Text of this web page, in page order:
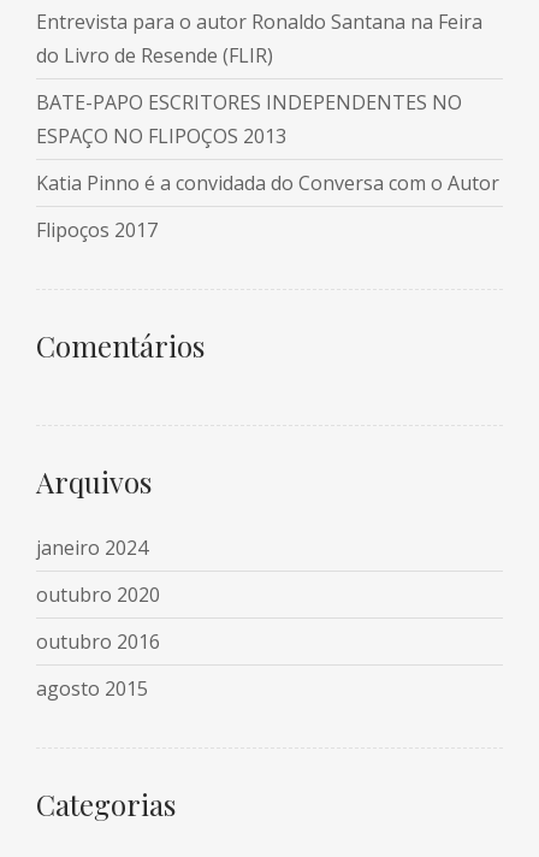
Entrevista para o autor Ronaldo Santana na Feira
do Livro de Resende (FLIR)
BATE-PAPO ESCRITORES INDEPENDENTES NO
ESPAÇO NO FLIPOÇOS 2013
Katia Pinno é a convidada do Conversa com o Autor
Flipoços 2017
Comentários
Arquivos
janeiro 2024
outubro 2020
outubro 2016
agosto 2015
Categorias